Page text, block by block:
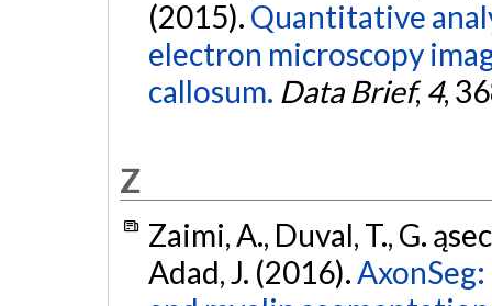
(2015). Quantitative
electron microscopy
callosum. Data Brief,4,
Z
Zaimi, A., Duval, T., G.
Adad, J. (2016).